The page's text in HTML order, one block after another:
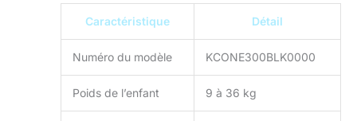
Caractéristique Détail
Numéro du modèle KCONE300BLK0000
Poids de l’enfant 9 à 36 kg